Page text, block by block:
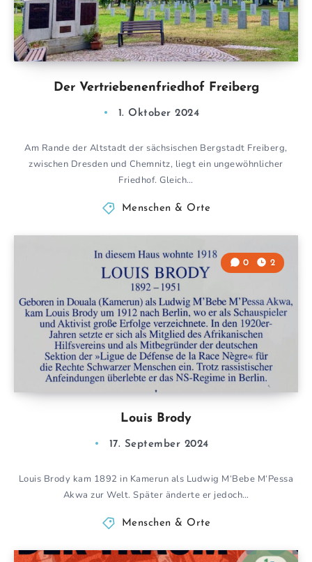
Der Vertriebenenfriedhof Freiberg
1. Oktober 2024
Am Rande der Altstadt der sächsischen Bergstadt Freiberg,
zwischen Dresden und Chemnitz, liegt ein ungewöhnlicher
Friedhof. Gleich…
Menschen & Orte
Louis Brody
0 2
17. September 2024
Louis Brody kam 1892 in Kamerun als Ludwig M‘Bebe M‘Pessa
Akwa zur Welt. Später änderte er jedoch…
Menschen & Orte